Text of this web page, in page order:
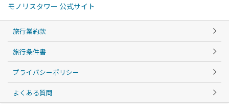
モノリスタワー 公式サイト
旅行業約款
旅行条件書
プライバシーポリシー
よくある質問